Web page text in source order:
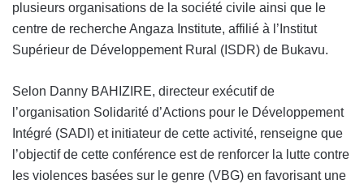
plusieurs organisations de la société civile ainsi que le
centre de recherche Angaza Institute, affilié à l’Institut
Supérieur de Développement Rural (ISDR) de Bukavu.
Selon Danny BAHIZIRE, directeur exécutif de
l’organisation Solidarité d’Actions pour le Développement
Intégré (SADI) et initiateur de cette activité, renseigne que
l’objectif de cette conférence est de renforcer la lutte contre
les violences basées sur le genre (VBG) en favorisant une